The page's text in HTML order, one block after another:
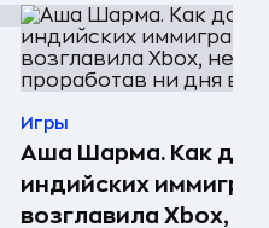
Игры
Аша Шарма. Как
индийских
возглавила Xbox, не